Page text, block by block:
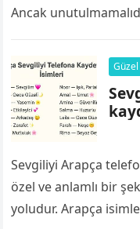
Ancak
Sevgiliyi Arapça
özel ve anlamlı bir
yoludur. Arapça